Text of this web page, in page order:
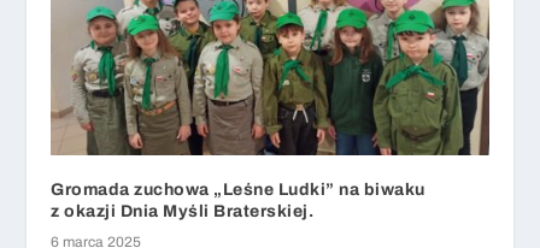
Gromada zuchowa „Leśne Ludki” na biwaku
z okazji Dnia Myśli Braterskiej.
6 marca 2025